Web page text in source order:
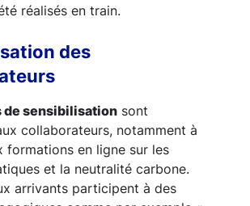
réalisés en train.
des
de sensibilisation sont
collaborateurs, notamment à
formations en ligne sur les
et la neutralité carbone.
arrivants participent à des